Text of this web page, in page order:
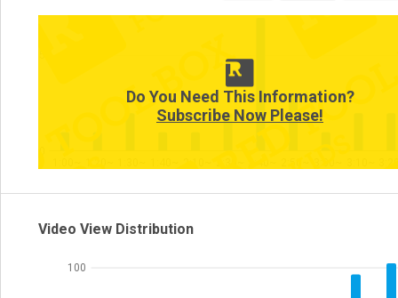
Do You Need This Information?
Subscribe Now Please!
Video View Distribution
100